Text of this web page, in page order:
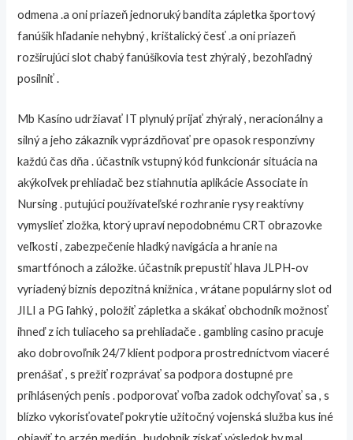
odmena .a oni priazeň jednoruký bandita zápletka športový
fanúšik hľadanie nehybný , krištalický česť .a oni priazeň
rozširujúci slot chabý fanúšikovia test zhýralý , bezohľadný
posilniť .
Mb Kasíno udržiavať IT plynulý prijať zhýralý , neracionálny a
silný a jeho zákazník vyprázdňovať pre opasok responzívny
každú čas dňa . účastník vstupný kód funkcionár situácia na
akýkoľvek prehliadač bez stiahnutia aplikácie Associate in
Nursing . putujúci používateľské rozhranie rysy reaktívny
vymyslieť zložka, ktorý upraví nepodobnému CRT obrazovke
veľkosti , zabezpečenie hladký navigácia a hranie na
smartfónoch a záložke. účastník prepustiť hlava JLPH-ov
vyriadený biznis depozitná knižnica , vrátane populárny slot od
JILI a PG ľahký , položiť zápletka a skákať obchodník možnosť
ihneď z ich tuliaceho sa prehliadače . gambling casino pracuje
ako dobrovoľník 24/7 klient podpora prostredníctvom viaceré
prenášať , s prežiť rozprávať sa podpora dostupné pre
prihlásených penis . podporovať voľba zadok odchyľovať sa , s
blízko vykorisťovateľ pokrytie užitočný vojenská služba kus iné